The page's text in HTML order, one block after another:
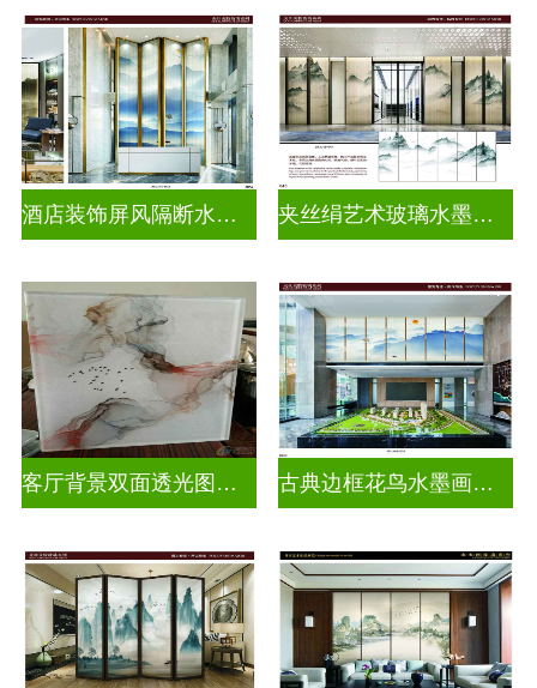
酒店装饰屏风隔断水墨山水画玻璃 夹丝绢艺术玻璃水墨画玻璃
客厅背景双面透光图案水墨画玻璃 古典边框花鸟水墨画玻璃